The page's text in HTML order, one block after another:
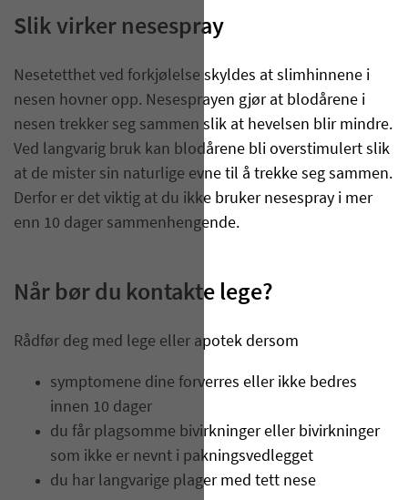
Slik virker nesespray
Nesetetthet ved forkjølelse skyldes at slimhinnene i
nesen hovner opp. Nesesprayen gjør at blodårene i
nesen trekker seg sammen slik at hevelsen blir mindre.
Ved langvarig bruk kan blodårene bli overstimulert slik
at de mister sin naturlige evne til å trekke seg sammen.
Derfor er det viktig at du ikke bruker nesespray i mer
enn 10 dager sammenhengende.
Når bør du kontakte lege?
Rådfør deg med lege eller apotek dersom
symptomene dine forverres eller ikke bedres
innen 10 dager
du får plagsomme bivirkninger eller bivirkninger
som ikke er nevnt i pakningsvedlegget
du har langvarige plager med tett nese